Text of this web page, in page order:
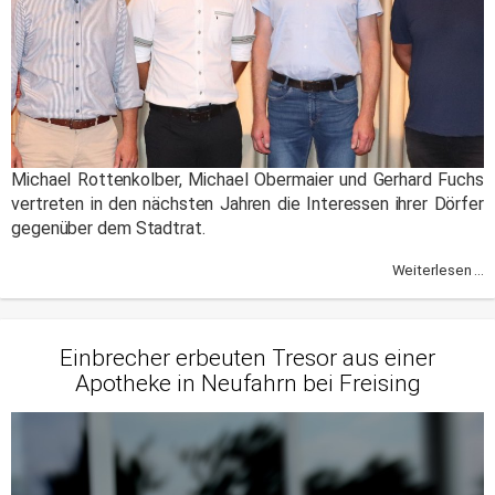
Michael Rottenkolber, Michael Obermaier und Gerhard Fuchs
vertreten in den nächsten Jahren die Interessen ihrer Dörfer
gegenüber dem Stadtrat.
Weiterlesen ...
Einbrecher erbeuten Tresor aus einer
Apotheke in Neufahrn bei Freising